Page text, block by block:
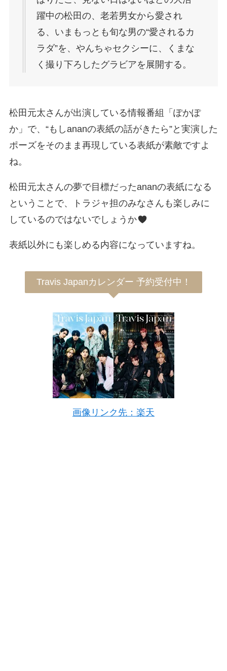
躍中の松田の、老若男女から愛され
る、いまもっとも旬な男の“愛されるカ
ラダ”を、やんちゃセクシーに、くまな
く撮り下ろしたグラビアを展開する。
松田元太さんが出演している情報番組「ぽかぽ
か」で、“もしananの表紙の話がきたら”と実演した
ポーズをそのまま再現している表紙が素敵ですよ
ね。
松田元太さんの夢で目標だったananの表紙になる
ということで、トラジャ担のみなさんも楽しみに
しているのではないでしょうか
表紙以外にも楽しめる内容になっていますね。
Travis Japanカレンダー 予約受付中！
画像リンク先：楽天